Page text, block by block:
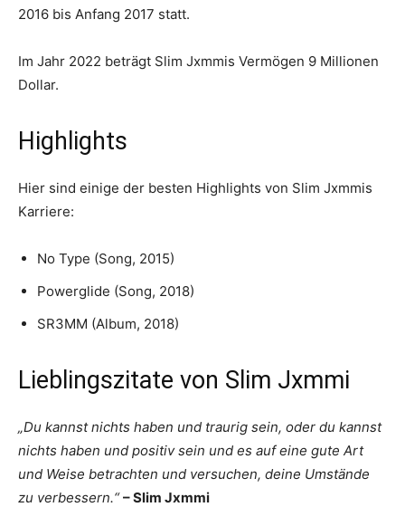
2016 bis Anfang 2017 statt.
Im Jahr 2022 beträgt Slim Jxmmis Vermögen 9 Millionen
Dollar.
Highlights
Hier sind einige der besten Highlights von Slim Jxmmis
Karriere:
No Type (Song, 2015)
Powerglide (Song, 2018)
SR3MM (Album, 2018)
Lieblingszitate von Slim Jxmmi
„Du kannst nichts haben und traurig sein, oder du kannst
nichts haben und positiv sein und es auf eine gute Art
und Weise betrachten und versuchen, deine Umstände
zu verbessern.“– Slim Jxmmi